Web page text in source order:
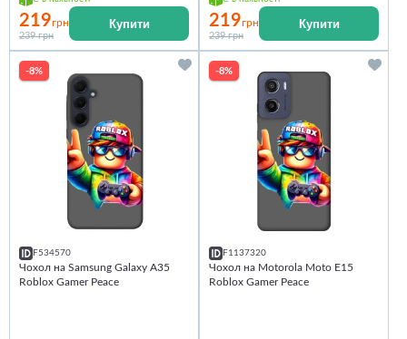
219грн
239 грн
Купити 219грн
239 грн
Купити
-8%
F534570
Чохол на Samsung Galaxy A35
Roblox Gamer Peace
-8%
F1137320
Чохол на Motorola Moto E15
Roblox Gamer Peace